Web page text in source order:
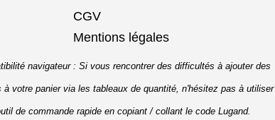
CGV
Mentions légales
navigateur : Si vous rencontrer des difficultés à ajouter des
à votre panier via les tableaux de quantité, n'hésitez pas à utiliser
de commande rapide en copiant / collant le code Lugand.